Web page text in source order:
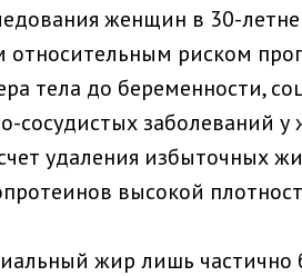
женщин в 30-
относительным риском
тела до беременности,
сосудистых
удаления избыточных
высокой
жир лишь частично